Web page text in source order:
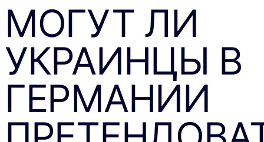
МОГУТ ЛИ
УКРАИНЦЫ В
ГЕРМАНИИ